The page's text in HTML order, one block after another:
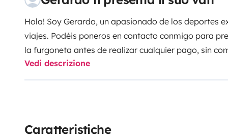
Hola! Soy Gerardo, un apasionado de los deportes
viajes. Podéis poneros en contacto conmigo para
la furgoneta antes de realizar cualquier pago, sin
vuestra estancia sea la mejor posible, con tips para
aparcar, ducharse, vaciar wc, reponer agua, dónde
aire acondicionado, asiento cama original westfalia
Vedi descrizione
Caratteristiche